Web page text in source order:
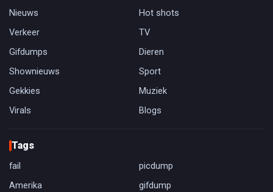
Nieuws
Hot shots
Verkeer
TV
Gifdumps
Dieren
Shownieuws
Sport
Gekkies
Muziek
Virals
Blogs
Tags
fail
picdump
Amerika
gifdump